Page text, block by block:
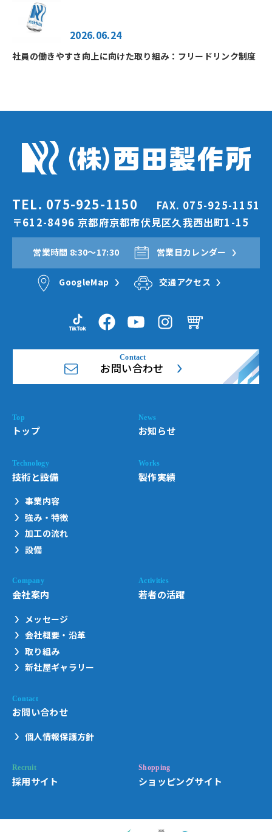
2026.06.24
社員の働きやすさ向上に向けた取り組み：フリードリンク制度
TEL. 075-925-1150
FAX. 075-925-1151
〒612-8496 京都府京都市伏見区久我西出町1-15
営業時間 8:30〜17:30 営業日カレンダー
GoogleMap 交通アクセス
お問い合わせ
トップ お知らせ
技術と設備
事業内容
強み・特徴
加工の流れ
設備
製作実績
会社案内
メッセージ
会社概要・沿革
取り組み
新社屋ギャラリー
若者の活躍
お問い合わせ
個人情報保護方針
採用サイト ショッピングサイト